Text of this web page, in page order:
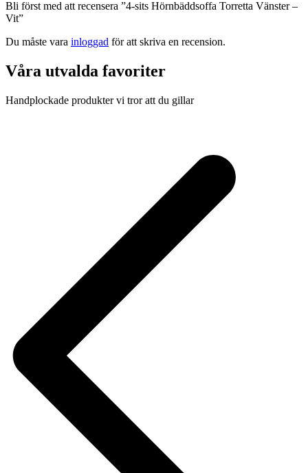
Bli först med att recensera ”4-sits Hörnbäddsoffa Torretta Vänster –
Vit”
Du måste vara inloggad för att skriva en recension.
Våra utvalda favoriter
Handplockade produkter vi tror att du gillar